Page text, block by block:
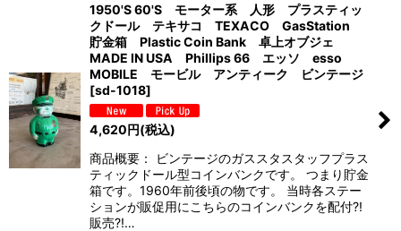
1950'S 60'S モーター系 人形 プラスティッ
クドール テキサコ TEXACO GasStation
貯金箱 Plastic Coin Bank 卓上オブジェ
MADE IN USA Phillips 66 エッソ esso
MOBILE モービル アンティーク ビンテージ
[sd-1018]
4,620円(税込)
商品概要： ビンテージのガススタスタッフプラス
ティックドール型コインバンクです。 つまり貯金
箱です。1960年前後頃の物です。 当時各ステー
ションが販促用にこちらのコインバンクを配付?!
販売?!…